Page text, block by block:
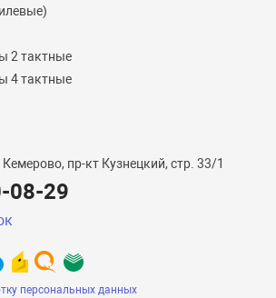
2 тактные
4 тактные
пр-кт Кузнецкий, стр. 33/1
08-29
персональных данных